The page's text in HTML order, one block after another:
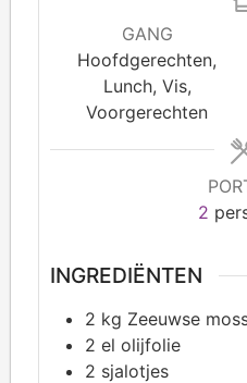
GANG
Hoofdgerechten,
Lunch, Vis,
Voorgerechten
2
INGREDIËNTEN
2 kg Zeeuwse
2 el olijfolie
2 sjalotjes